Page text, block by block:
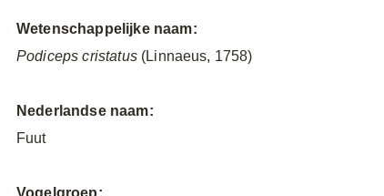
Wetenschappelijke naam:
Podiceps cristatus(Linnaeus, 1758)
Nederlandse naam:
Fuut
Vogelgroep: